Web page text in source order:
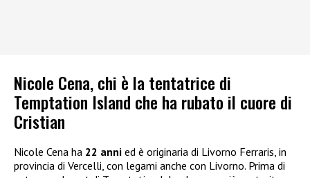
Nicole Cena, chi è la tentatrice di
Temptation Island che ha rubato il cuore di
Cristian
Nicole Cena ha 22 anni ed è originaria di Livorno Ferraris, in
provincia di Vercelli, con legami anche con Livorno. Prima di